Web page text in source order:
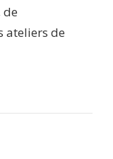
de
ateliers de